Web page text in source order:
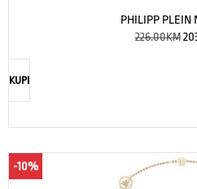
PHILIPP PLEIN
226.00KM
KUPI
-10%